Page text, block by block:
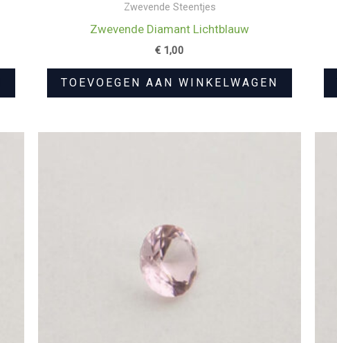
Zwevende Steentjes
Zwevende Diamant Lichtblauw
€ 1,00
TOEVOEGEN AAN WINKELWAGEN